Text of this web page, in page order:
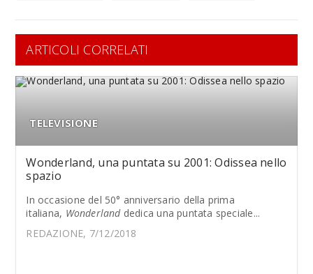
ARTICOLI CORRELATI
TELEVISIONE
Wonderland, una puntata su 2001: Odissea nello
spazio
In occasione del 50° anniversario della prima
italiana, Wonderlanddedica una puntata speciale...
REDAZIONE, 7/12/2018